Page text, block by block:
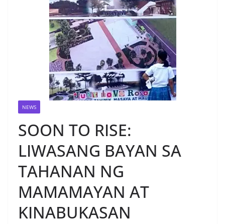
NEWS
SOON TO RISE:
LIWASANG BAYAN SA
TAHANAN NG
MAMAMAYAN AT
KINABUKASAN